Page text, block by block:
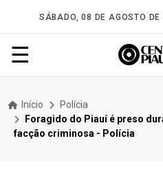
SÁBADO, 08 DE AGOSTO
☰
Início
Polícia
Foragido do Piauí é preso
facção criminosa - Polícia